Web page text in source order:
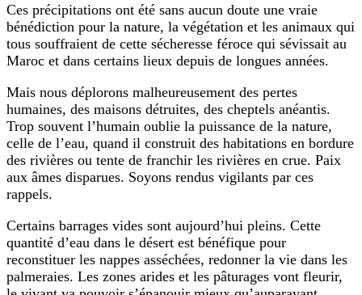
Ces précipitations ont été sans aucun doute une vraie
bénédiction pour la nature, la végétation et les animaux qui
tous souffraient de cette sécheresse féroce qui sévissait au
Maroc et dans certains lieux depuis de longues années.
Mais nous déplorons malheureusement des pertes
humaines, des maisons détruites, des cheptels anéantis.
Trop souvent l’humain oublie la puissance de la nature,
celle de l’eau, quand il construit des habitations en bordure
des rivières ou tente de franchir les rivières en crue. Paix
aux âmes disparues. Soyons rendus vigilants par ces
rappels.
Certains barrages vides sont aujourd’hui pleins. Cette
quantité d’eau dans le désert est bénéfique pour
reconstituer les nappes asséchées, redonner la vie dans les
palmeraies. Les zones arides et les pâturages vont fleurir,